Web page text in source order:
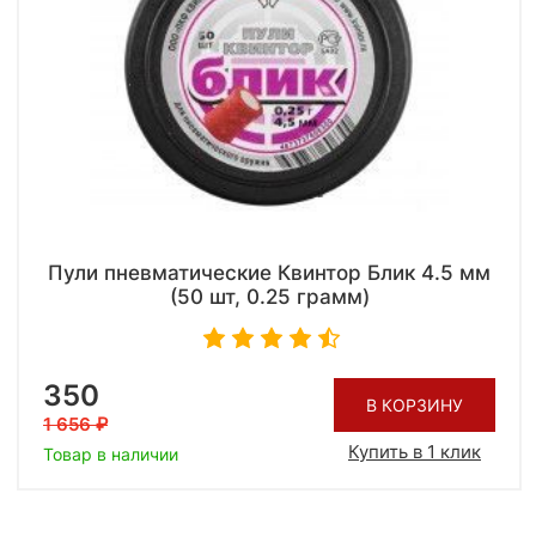
Пули пневматические Квинтор Блик 4.5 мм
(50 шт, 0.25 грамм)
350
1 656
Товар в наличии
В КОРЗИНУ
Купить в 1 клик